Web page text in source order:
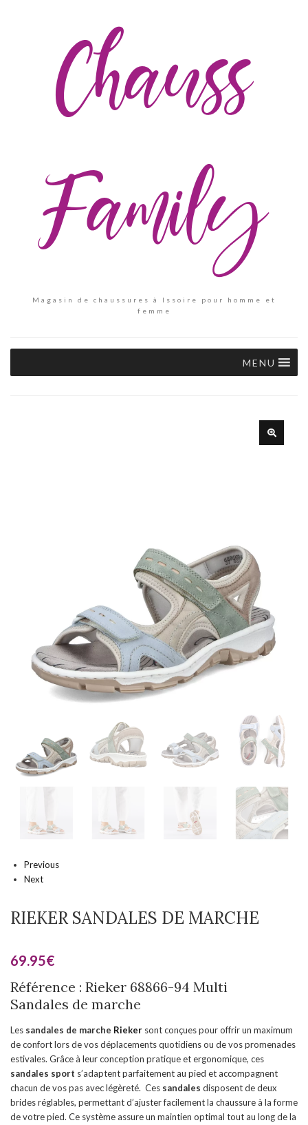
Chauss
Family
Magasin de chaussures à Issoire pour homme et
femme
MENU
Previous
Next
RIEKER SANDALES DE MARCHE
69.95€
Référence : Rieker 68866-94 Multi
Sandales de marche
Les sandales de marche Rieker sont conçues pour offrir un maximum
de confort lors de vos déplacements quotidiens ou de vos promenades
estivales. Grâce à leur conception pratique et ergonomique, ces
sandales sport s’adaptent parfaitement au pied et accompagnent
chacun de vos pas avec légèreté. Ces sandales disposent de deux
brides réglables, permettant d’ajuster facilement la chaussure à la forme
de votre pied. Ce système assure un maintien optimal tout au long de la